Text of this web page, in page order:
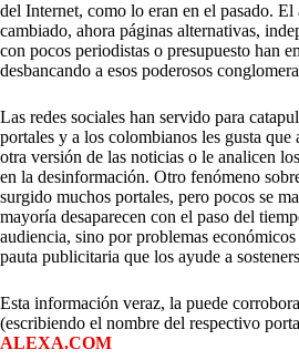
del Internet, como lo eran en el pasado. El
cambiado, ahora páginas alternativas,
con pocos periodistas o presupuesto han
desbancando a esos poderosos
Las redes sociales han servido para
portales y a los colombianos les gusta que
otra versión de las noticias o le analicen
en la desinformación. Otro fenómeno
surgido muchos portales, pero pocos se
mayoría desaparecen con el paso del
audiencia, sino por problemas
pauta publicitaria que los ayude a
Esta información veraz, la puede
(escribiendo el nombre del respectivo
ALEXA.COM